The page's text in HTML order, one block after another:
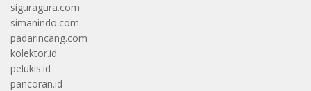
siguragura.com
simanindo.com
padarincang.com
kolektor.id
pelukis.id
pancoran.id